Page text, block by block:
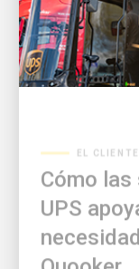
Cómo las
UPS
Quooker